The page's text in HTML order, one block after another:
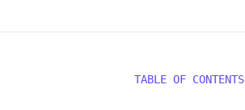
TABLE OF CONTENTS